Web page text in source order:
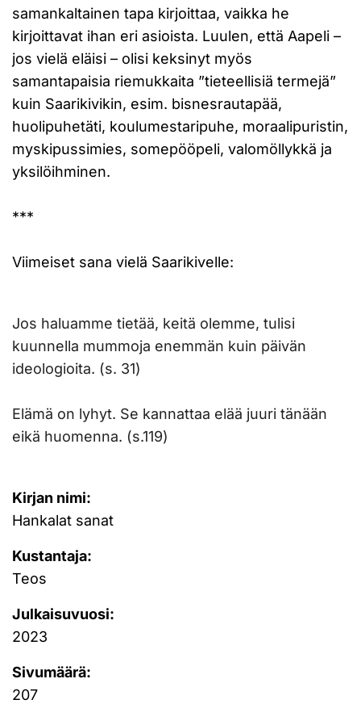
samankaltainen tapa kirjoittaa, vaikka he
kirjoittavat ihan eri asioista. Luulen, että Aapeli –
jos vielä eläisi – olisi keksinyt myös
samantapaisia riemukkaita ”tieteellisiä termejä”
kuin Saarikivikin, esim. bisnesrautapää,
huolipuhetäti, koulumestaripuhe, moraalipuristin,
myskipussimies, somepööpeli, valomöllykkä ja
yksilöihminen.
***
Viimeiset sana vielä Saarikivelle:
Jos haluamme tietää, keitä olemme, tulisi
kuunnella mummoja enemmän kuin päivän
ideologioita. (s. 31)
Elämä on lyhyt. Se kannattaa elää juuri tänään
eikä huomenna. (s.119)
Kirjan nimi:
Hankalat sanat
Kustantaja:
Teos
Julkaisuvuosi:
2023
Sivumäärä:
207